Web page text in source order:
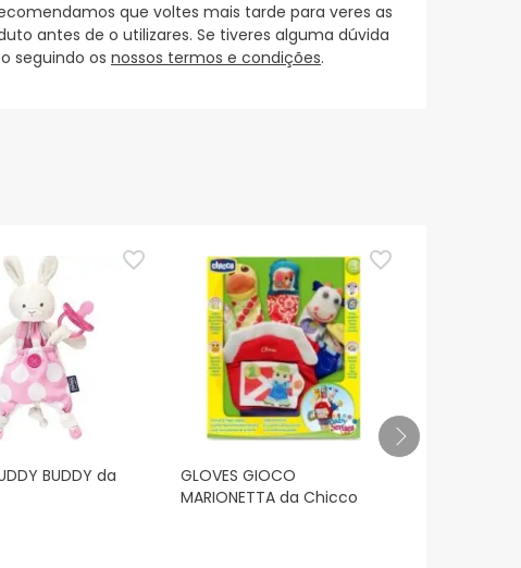
que voltes mais tarde para veres as
antes de o utilizares. Se tiveres alguma dúvida
seguindo os nossos termos e condições.
BUDDY da
GLOVES GIOCO
MARIONETTA da Chicco